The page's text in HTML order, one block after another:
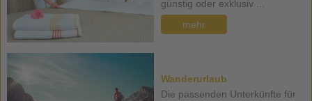
günstig oder exklusiv ...
mehr
Wanderurlaub
Die passenden Unterkünfte für